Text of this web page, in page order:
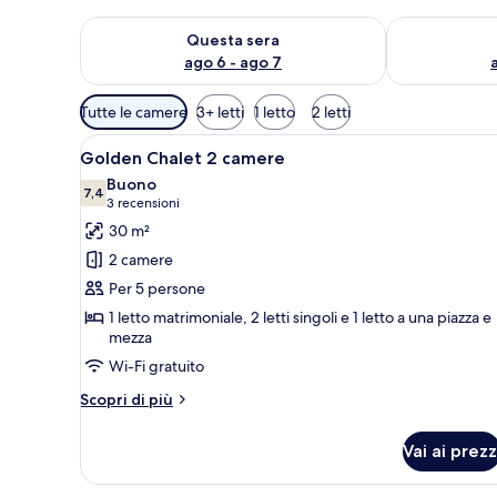
Questa sera
ago 6 - ago 7
Verifica la disponibilità per questa sera, ago 6 - ago 7
Verifica la
Filtri
disponibili
per
le
camere
Tutte le camere 3+ letti 1 letto 2 letti
Apri
tutte
le
foto
per
Golden
Chalet
2
camere
Una cucina compatta con
11
Golden Chalet 2 camere
7,47,4 su 10
Buono
3 recensioni
(3
recensioni)
30 m²
2 camere
Per 5 persone
1 letto matrimoniale, 2 letti singoli e 1 letto a una piazza e
mezza
Wi-Fi gratuito
Scopri di più
Altri
Chalet
Vai ai